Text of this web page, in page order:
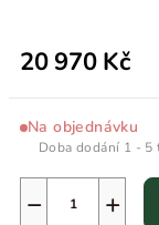
20 970 Kč
Na objednávku
Doba dodání 1 -
+
−